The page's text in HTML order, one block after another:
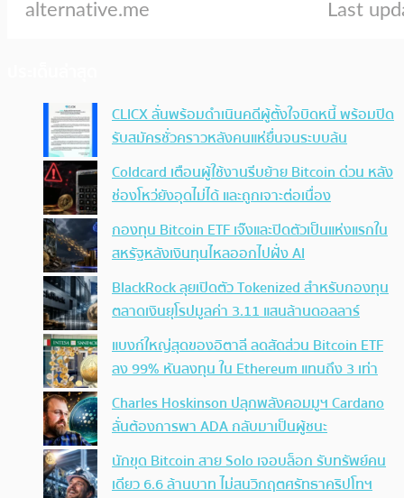
CLICX ลั่นพร้อมดำเนินคดีผู้ตั้งใจบิดหนี้ พร้อมปิด
รับสมัครชั่วคราวหลังคนแห่ยื่นจนระบบล้น
Coldcard เตือนผู้ใช้งานรีบย้าย Bitcoin ด่วน หลัง
ช่องโหว่ยังอุดไม่ได้ และถูกเจาะต่อเนื่อง
กองทุน Bitcoin ETF เจ๊งและปิดตัวเป็นแห่งแรกใน
สหรัฐหลังเงินทุนไหลออกไปฝั่ง AI
BlackRock ลุยเปิดตัว Tokenized สำหรับกองทุน
ตลาดเงินยุโรปมูลค่า 3.11 แสนล้านดอลลาร์
แบงก์ใหญ่สุดของอิตาลี ลดสัดส่วน Bitcoin ETF
ลง 99% หันลงทุน ใน Ethereum แทนถึง 3 เท่า
Charles Hoskinson ปลุกพลังคอมมูฯ Cardano
ลั่นต้องการพา ADA กลับมาเป็นผู้ชนะ
นักขุด Bitcoin สาย Solo เจอบล็อก รับทรัพย์คน
เดียว 6.6 ล้านบาท ไม่สนวิกฤตศรัทธาคริปโทฯ